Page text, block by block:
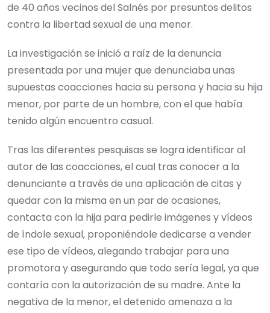
de 40 años vecinos del Salnés por presuntos delitos
contra la libertad sexual de una menor.
La investigación se inició a raíz de la denuncia
presentada por una mujer que denunciaba unas
supuestas coacciones hacia su persona y hacia su hija
menor, por parte de un hombre, con el que había
tenido algún encuentro casual.
Tras las diferentes pesquisas se logra identificar al
autor de las coacciones, el cual tras conocer a la
denunciante a través de una aplicación de citas y
quedar con la misma en un par de ocasiones,
contacta con la hija para pedirle imágenes y vídeos
de índole sexual, proponiéndole dedicarse a vender
ese tipo de vídeos, alegando trabajar para una
promotora y asegurando que todo sería legal, ya que
contaría con la autorización de su madre. Ante la
negativa de la menor, el detenido amenaza a la